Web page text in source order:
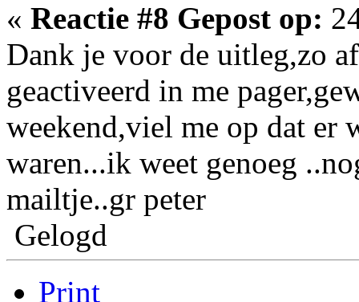
« Reactie #8 Gepost op:
Dank je voor de uitleg,zo
geactiveerd in me
weekend,viel me op dat er
waren...ik weet genoeg
mailtje..gr peter
Gelogd
Print